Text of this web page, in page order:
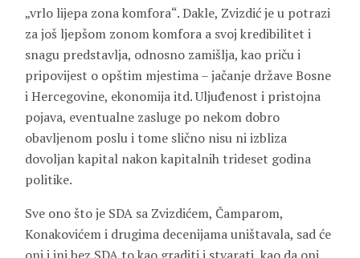
„vrlo lijepa zona komfora“. Dakle, Zvizdić je u potrazi
za još ljepšom zonom komfora a svoj kredibilitet i
snagu predstavlja, odnosno zamišlja, kao priču i
pripovijest o opštim mjestima – jačanje države Bosne
i Hercegovine, ekonomija itd. Uljuđenost i pristojna
pojava, eventualne zasluge po nekom dobro
obavljenom poslu i tome slično nisu ni izbliza
dovoljan kapital nakon kapitalnih trideset godina
politike.
Sve ono što je SDA sa Zvizdićem, Čamparom,
Konakovićem i drugima decenijama uništavala, sad će